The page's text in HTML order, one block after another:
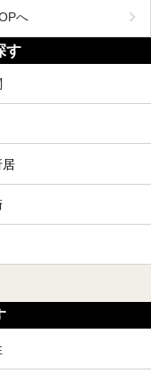
な人でも大満足な施設です
へ
す
居